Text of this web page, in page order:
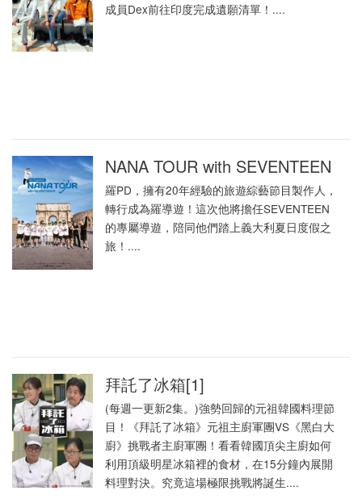
成員Dex前往印度完成遺願清單！....
NANA TOUR with SEVENTEEN
羅PD，擁有20年經驗的旅遊綜藝節目製作人，
轉行成為羅導遊！這次他將擔任SEVENTEEN
的專屬導遊，陪同他們踏上義大利夏日度假之
旅！....
拜託了冰箱[1]
(每週一更新2集。)強勢回歸的元祖韓國料理節
目！《拜託了冰箱》元祖主廚軍團VS《黑白大
廚》挑戰者主廚軍團！看看韓國頂尖主廚如何
利用頂級明星冰箱裡的食材，在15分鐘內展開
料理對決。究竟這場極限挑戰將誕生....